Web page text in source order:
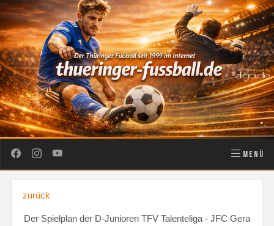
MENÜ
zurück
Der Spielplan der D-Junioren TFV Talenteliga - JFC Gera